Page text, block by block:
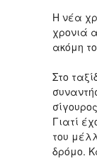
Η νέα
χρονιά
ακόμη
Στο
Γιατί
του
δρόμο.